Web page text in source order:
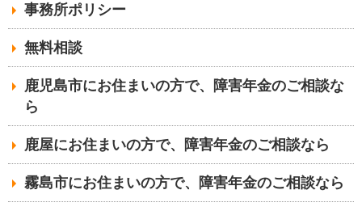
事務所ポリシー
無料相談
鹿児島市にお住まいの方で、障害年金のご相談な
ら
鹿屋にお住まいの方で、障害年金のご相談なら
霧島市にお住まいの方で、障害年金のご相談なら